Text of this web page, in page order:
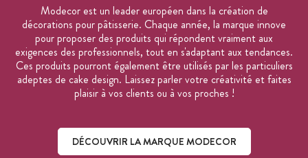
Gamme :Colorgel
Marque :Modecor
Modecor est un leader européen dans la création de
décorations pour pâtisserie. Chaque année, la marque innove
pour proposer des produits qui répondent vraiment aux
exigences des professionnels, tout en s'adaptant aux tendances.
Ces produits pourront également être utilisés par les particuliers
adeptes de cake design. Laissez parler votre créativité et faites
plaisir à vos clients ou à vos proches !
DÉCOUVRIR LA MARQUE MODECOR